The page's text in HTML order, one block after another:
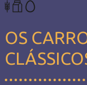
OS